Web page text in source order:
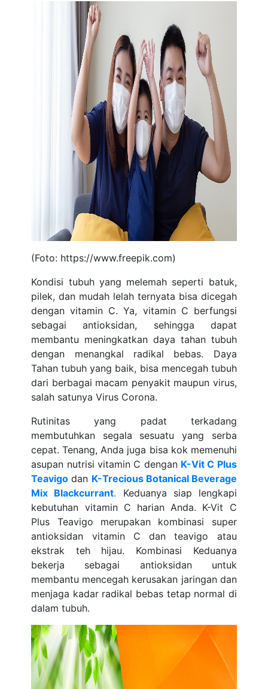
(Foto: https://www.freepik.com)
Kondisi tubuh yang melemah seperti batuk,
pilek, dan mudah lelah ternyata bisa dicegah
dengan vitamin C. Ya, vitamin C berfungsi
sebagai antioksidan, sehingga dapat
membantu meningkatkan daya tahan tubuh
dengan menangkal radikal bebas. Daya
Tahan tubuh yang baik, bisa mencegah tubuh
dari berbagai macam penyakit maupun virus,
salah satunya Virus Corona.
Rutinitas yang padat terkadang
membutuhkan segala sesuatu yang serba
cepat. Tenang, Anda juga bisa kok memenuhi
asupan nutrisi vitamin C dengan K-Vit C Plus
Teavigo dan K-Trecious Botanical Beverage
Mix Blackcurrant. Keduanya siap lengkapi
kebutuhan vitamin C harian Anda. K-Vit C
Plus Teavigo merupakan kombinasi super
antioksidan vitamin C dan teavigo atau
ekstrak teh hijau. Kombinasi Keduanya
bekerja sebagai antioksidan untuk
membantu mencegah kerusakan jaringan dan
menjaga kadar radikal bebas tetap normal di
dalam tubuh.